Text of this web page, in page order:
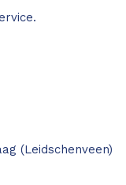
(Leidschenveen)